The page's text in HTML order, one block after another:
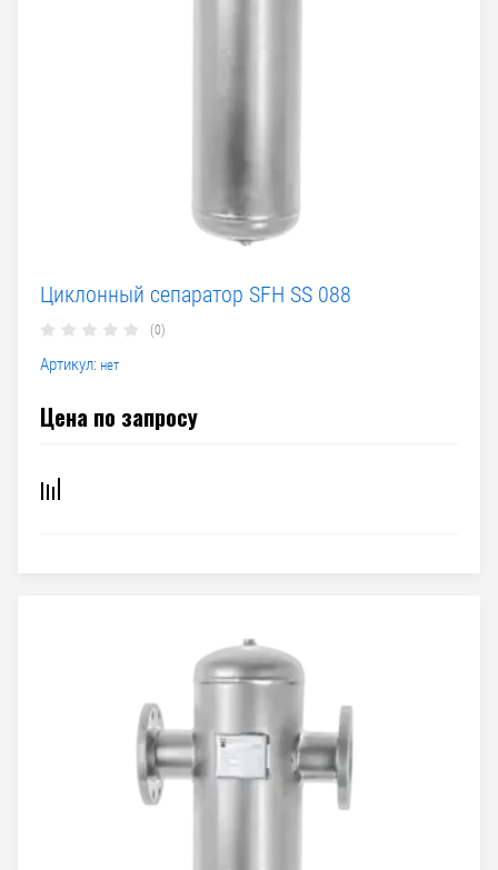
Циклонный сепаратор SFH SS 088
(0)
Артикул: нет
Цена по запросу